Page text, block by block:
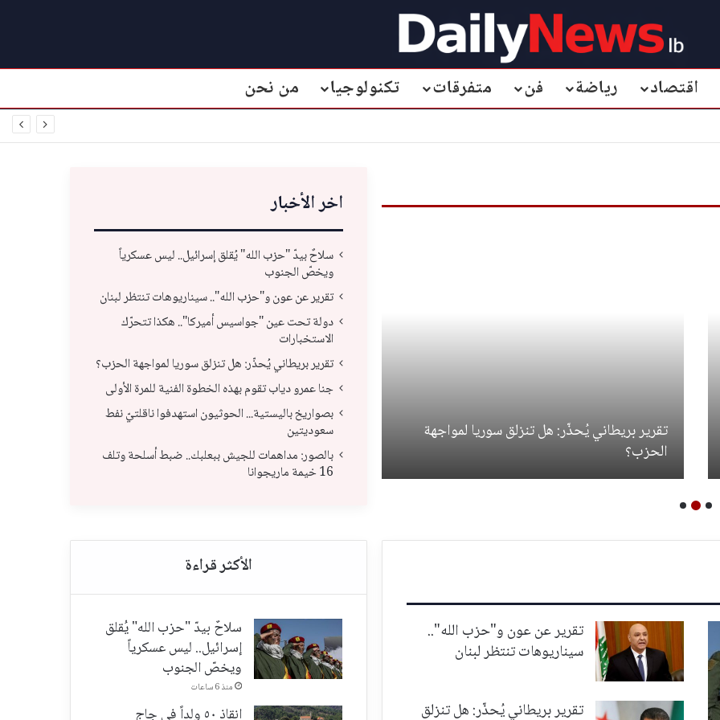
اقتصاد رياضة فن متفرقات تكنولوجيا من نحن
تقرير بريطاني يُحذّر: هل تنزلق سوريا لمواجهة
الحزب؟
جنا عمرو دياب تقوم بهذه الخطوة الفنية للمرة
الأولى
اخر الأخبار
سلاحٌ بيدّ "حزب الله" يُقلق إسرائيل.. ليس عسكرياً
ويخصّ الجنوب
تقرير عن عون و"حزب الله".. سيناريوهات تنتظر لبنان
دولة تحت عين "جواسيس أميركا".. هكذا تتحرّك
الاستخبارات
تقرير بريطاني يُحذّر: هل تنزلق سوريا لمواجهة الحزب؟
جنا عمرو دياب تقوم بهذه الخطوة الفنية للمرة الأولى
بصواريخ باليستية... الحوثيون استهدفوا ناقلتيّ نفط
سعوديتين
بالصور: مداهمات للجيش ببعلبك.. ضبط أسلحة وتلف
16 خيمة ماريجوانا
تقرير عن عون و"حزب الله"..
سيناريوهات تنتظر لبنان
تقرير بريطاني يُحذّر: هل تنزلق
سلاحٌ بيدّ "حزب الله" يُقلق
إسرائيل.. ليس عسكرياً
ويخصّ الجنوب
منذ 6 ساعات
انقاذ ٥٠ ولداً في جاج